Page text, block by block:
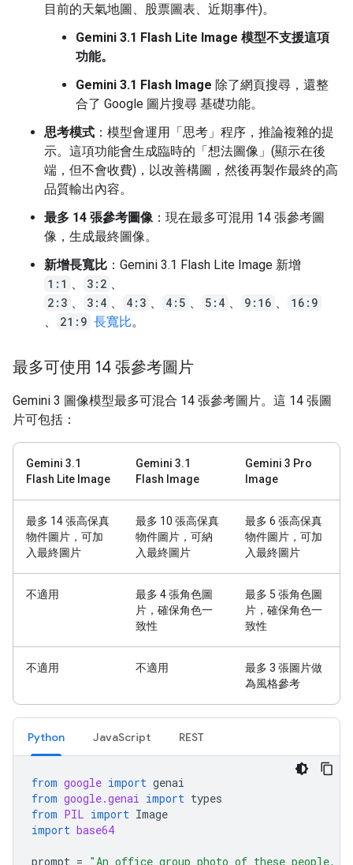
目前的天氣地圖、股票圖表、近期事件)。
Gemini 3.1 Flash Lite Image 模型不支援這項
功能。
Gemini 3.1 Flash Image 除了網頁搜尋，還整
合了 Google 圖片搜尋 基礎功能。
思考模式 ：模型會運用「思考」程序，推論複雜的提
示。這項功能會生成臨時的「想法圖像」(顯示在後
端，但不會收費)，以改善構圖，然後再製作最終的高
品質輸出內容。
最多 14 張參考圖像 ：現在最多可混用 14 張參考圖
像，生成最終圖像。
新增長寬比 ：Gemini 3.1 Flash Lite Image 新增
1:1
3:2
2:3
3:4 4:3 4:5 5:4 9:16
16:9
21:9 長寬比。
最多可使用 14 張參考圖片
Gemini 3 圖像模型最多可混合 14 張參考圖片。這 14 張圖
片可包括：
Gemini 3.1
Flash Lite Image
Gemini 3.1
Flash Image
Gemini 3 Pro
Image
最多 14 張高保真
物件圖片，可加
入最終圖片
最多 10 張高保真
物件圖片，可納
入最終圖片
最多 6 張高保真
物件圖片，可加
入最終圖片
不適用
最多 4 張角色圖
片，確保角色一
致性
最多 5 張角色圖
片，確保角色一
致性
不適用 不適用
最多 3 張圖片做
為風格參考
Python JavaScript REST
from google import genai
from google.genai import types
from PIL import Image
import base64
prompt = "An office group photo of these people,